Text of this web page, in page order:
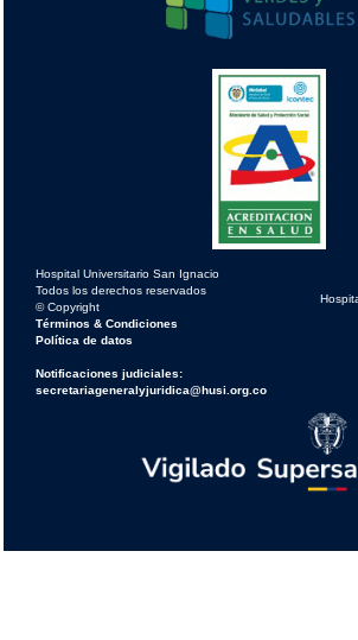
Hospital Universitario San Ignacio
Todos los derechos reservados
© Copyright
Términos & Condiciones
Política de datos
Notificaciones judiciales:
secretariageneralyjuridica@husi.org.co